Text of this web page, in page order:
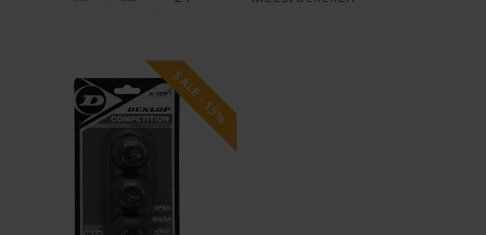
SALE -15%